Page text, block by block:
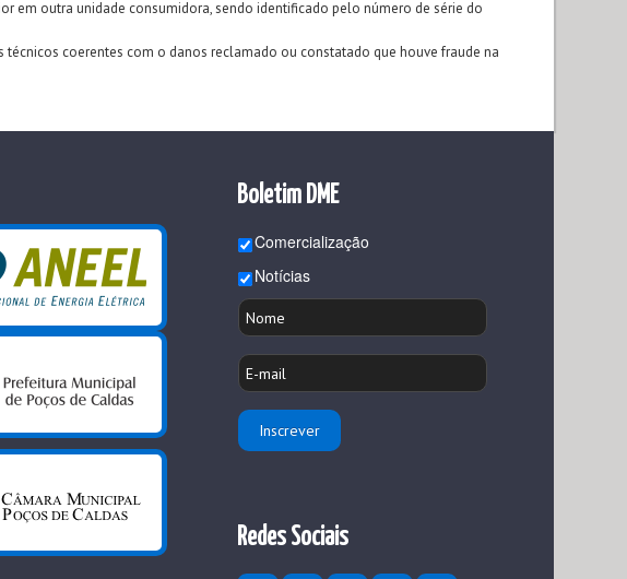
outra unidade consumidora, sendo identificado pelo número de série do
coerentes com o danos reclamado ou constatado que houve fraude na
Boletim DME
Comercialização
Notícias
Redes Sociais